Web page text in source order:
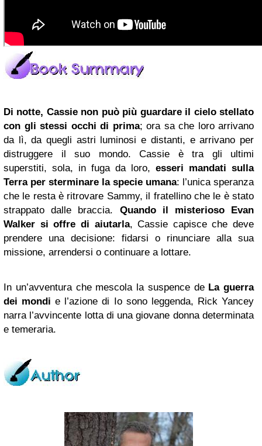
Di notte, Cassie non può più guardare il cielo stellato
con gli stessi occhi di prima; ora sa che loro arrivano
da lì, da quegli astri luminosi e distanti, e arrivano per
distruggere il suo mondo. Cassie è tra gli ultimi
superstiti, sola, in fuga da loro, esseri mandati sulla
Terra per sterminare la specie umana: l’unica speranza
che le resta è ritrovare Sammy, il fratellino che le è stato
strappato dalle braccia. Quando il misterioso Evan
Walker si offre di aiutarla, Cassie capisce che deve
prendere una decisione: fidarsi o rinunciare alla sua
missione, arrendersi o continuare a lottare.
In un’avventura che mescola la suspence de La guerra
dei mondi e l’azione di Io sono leggenda, Rick Yancey
narra l’avvincente lotta di una giovane donna determinata
e temeraria.